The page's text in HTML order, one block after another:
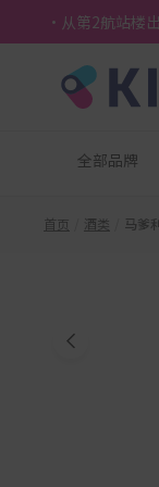
・从第2航站楼
全部品牌
首页 酒类 马爹